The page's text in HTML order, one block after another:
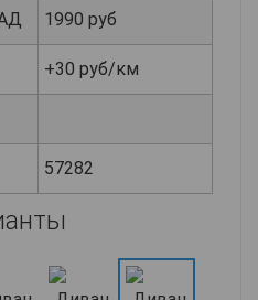
1990 руб
+30 руб/км
57282